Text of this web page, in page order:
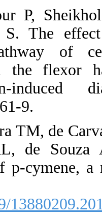
13.
M, Ghaeeni
signaling
resistance in
14. de Oliveira
Oliveira
Evaluation of
[DOI:10.3109/